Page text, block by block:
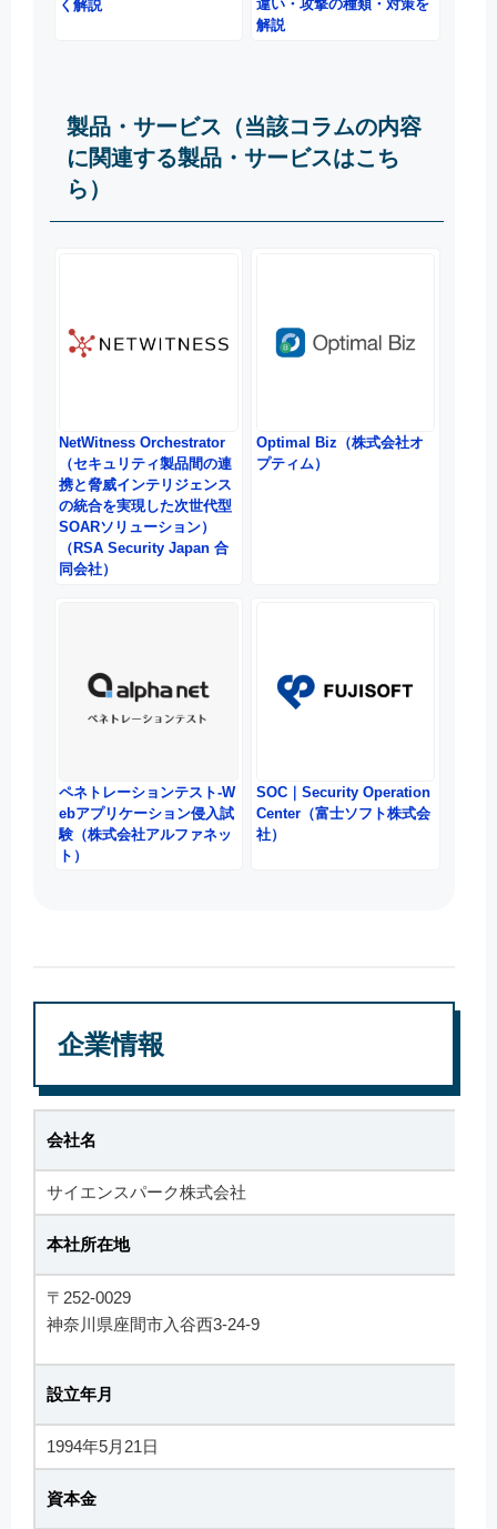
く解説
違い・攻撃の種類・対策を
解説
製品・サービス（当該コラムの内容
に関連する製品・サービスはこち
ら）
NetWitness Orchestrator
（セキュリティ製品間の連
携と脅威インテリジェンス
の統合を実現した次世代型
SOARソリューション）
（RSA Security Japan 合
同会社）
Optimal Biz（株式会社オ
プティム）
ペネトレーションテスト-W
ebアプリケーション侵入試
験（株式会社アルファネッ
ト）
SOC｜Security Operation
Center（富士ソフト株式会
社）
企業情報
会社名
サイエンスパーク株式会社
本社所在地
〒252-0029
神奈川県座間市入谷西3-24-9
設立年月
1994年5月21日
資本金